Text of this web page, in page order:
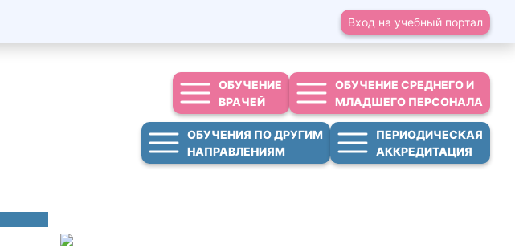
Вход на учебный портал
ОБУЧЕНИЕ
ВРАЧЕЙ
ОБУЧЕНИЕ СРЕДНЕГО И
МЛАДШЕГО ПЕРСОНАЛА
ОБУЧЕНИЯ ПО ДРУГИМ
НАПРАВЛЕНИЯМ
ПЕРИОДИЧЕСКАЯ
АККРЕДИТАЦИЯ